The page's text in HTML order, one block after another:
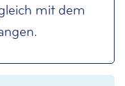
mit dem